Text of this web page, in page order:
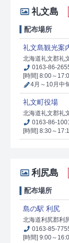
礼文島
配布場所
礼文島観光案
北海道礼文郡礼
0163-86-
[時間] 8:00～
4月～10月中
礼文町役場
北海道礼文郡礼
0163-86-1001
[時間] 8:30～
利尻島
配布場所
島の駅 利尻
北海道利尻郡利
0163-85-
[時間] 9:00～